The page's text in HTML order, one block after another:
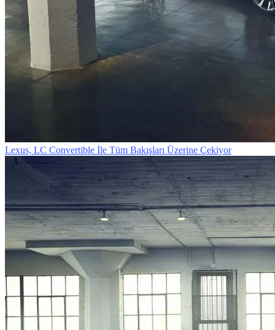
Lexus, LC Convertible İle Tüm Bakışları Üzerine Çekiyor